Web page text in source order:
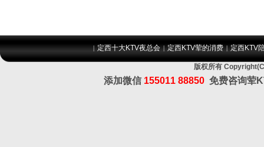
|定西十大KTV夜总会 |定西KTV荤的消费 |定西KTV
版权所有
添加微信 155011 88850 免费咨询荤